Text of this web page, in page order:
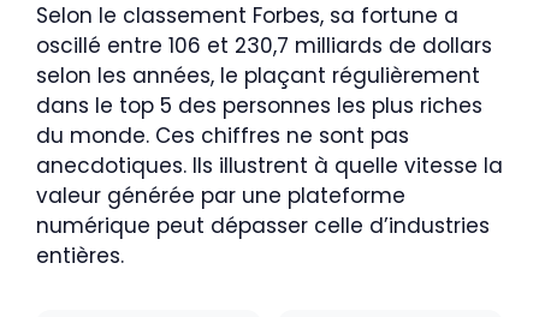
Selon le classement Forbes, sa fortune a
oscillé entre 106 et 230,7 milliards de dollars
selon les années, le plaçant régulièrement
dans le top 5 des personnes les plus riches
du monde. Ces chiffres ne sont pas
anecdotiques. Ils illustrent à quelle vitesse la
valeur générée par une plateforme
numérique peut dépasser celle d’industries
entières.